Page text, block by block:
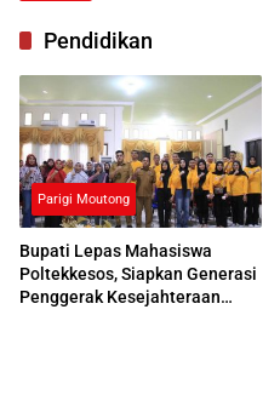
Pendidikan
Parigi Moutong
Bupati Lepas Mahasiswa
Poltekkesos, Siapkan Generasi
Penggerak Kesejahteraan